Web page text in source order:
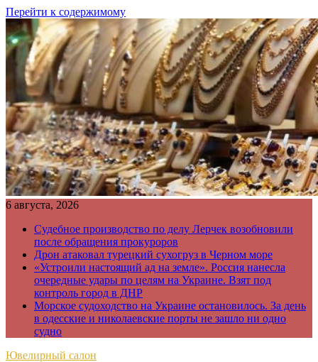
Перейти к содержимому
6 августа, 2026
Судебное производство по делу Лерчек возобновили
после обращения прокуроров
Дрон атаковал турецкий сухогруз в Черном море
«Устроили настоящий ад на земле». Россия нанесла
очередные удары по целям на Украине. Взят под
контроль город в ДНР
Морское судоходство на Украине остановилось. За день
в одесские и николаевские порты не зашло ни одно
судно
Ювелирный салон